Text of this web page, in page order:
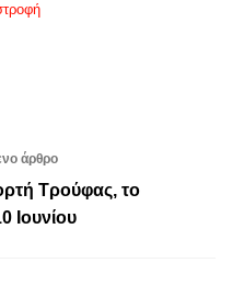
άρθρο
Τρούφας, το
Ιουνίου